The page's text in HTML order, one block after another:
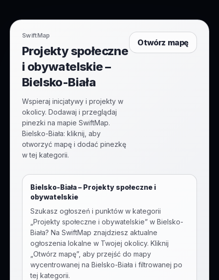
SwiftMap
Projekty społeczne
i obywatelskie –
Bielsko-Biała
Wspieraj inicjatywy i projekty w
okolicy. Dodawaj i przeglądaj
pinezki na mapie SwiftMap.
Bielsko-Biała: kliknij, aby
otworzyć mapę i dodać pinezkę
w tej kategorii.
Otwórz mapę
Bielsko-Biała– Projekty społeczne i
obywatelskie
Szukasz ogłoszeń i punktów w kategorii
Projekty społeczne i obywatelskie” w Bielsko-
Biała? Na SwiftMap znajdziesz aktualne
ogłoszenia lokalne w Twojej okolicy. Kliknij
„Otwórz mapę”, aby przejść do mapy
wycentrowanej na Bielsko-Biała i filtrowanej po
tej kategorii.